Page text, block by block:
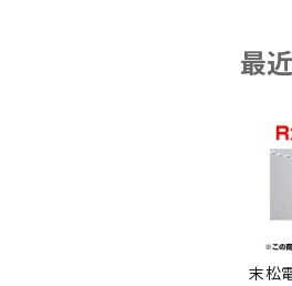
最
末松